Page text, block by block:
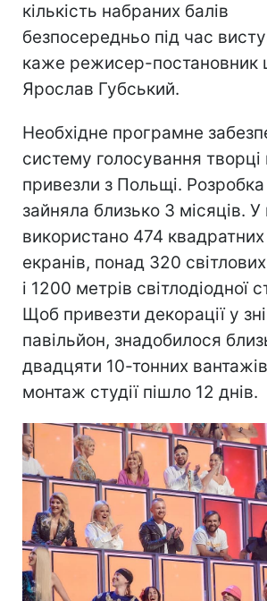
кількість набраних балів
безпосередньо під час
каже режисер-постановник
Ярослав Губський.
Необхідне програмне
систему голосування творці
привезли з Польщі. Розробка
зайняла близько 3 місяців. У
використано 474
екранів, понад 320
і 1200 метрів світлодіодної
Щоб привезти декорації у
павільйон, знадобилося
двадцяти 10-тонних
монтаж студії пішло 12 днів.